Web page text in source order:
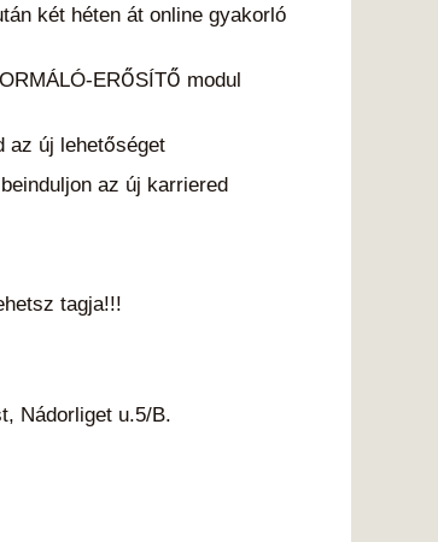
két héten át online gyakorló
ERŐSÍTŐ modul
az új lehetőséget
az új karriered
tagja!!!
Nádorliget u.5/B.